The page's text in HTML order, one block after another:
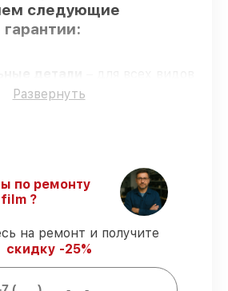
следующие
детали
исключительно
их уровень мастерства.
работ вовремя
–
сервиса фотоаппарата
Black, согласованные с
обслуживание
официальное
сопровождение после
Развернуть
по ремонту
?
на ремонт и получите
скидку -25%